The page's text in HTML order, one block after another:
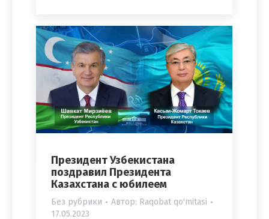
Президент Узбекистана
поздравил Президента
Казахстана с юбилеем
Без рубрики Автор: Raqobat qo'mitasi
17.05.2023